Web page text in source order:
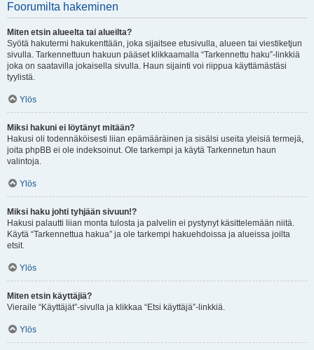
Foorumilta hakeminen
Miten etsin alueelta tai alueilta?
Syötä hakutermi hakukenttään, joka sijaitsee etusivulla, alueen tai viestiketjun
sivulla. Tarkennettuun hakuun pääset klikkaamalla “Tarkennettu haku”-linkkiä
joka on saatavilla jokaisella sivulla. Haun sijainti voi riippua käyttämästäsi
tyylistä.
Ylös
Miksi hakuni ei löytänyt mitään?
Hakusi oli todennäköisesti liian epämääräinen ja sisälsi useita yleisiä termejä,
joita phpBB ei ole indeksoinut. Ole tarkempi ja käytä Tarkennetun haun
valintoja.
Ylös
Miksi haku johti tyhjään sivuun!?
Hakusi palautti liian monta tulosta ja palvelin ei pystynyt käsittelemään niitä.
Käytä “Tarkennettua hakua” ja ole tarkempi hakuehdoissa ja alueissa joilta
etsit.
Ylös
Miten etsin käyttäjiä?
Vieraile “Käyttäjät”-sivulla ja klikkaa “Etsi käyttäjä”-linkkiä.
Ylös